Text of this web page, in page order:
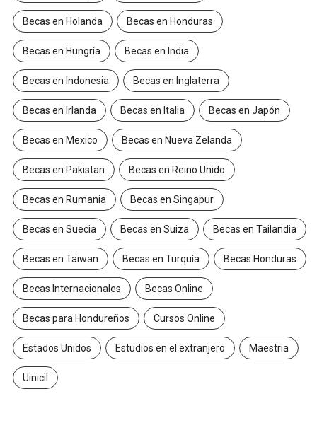
Becas en Holanda Becas en Honduras
Becas en Hungría Becas en India
Becas en Indonesia Becas en Inglaterra
Becas en Irlanda Becas en Italia Becas en Japón
Becas en Mexico Becas en Nueva Zelanda
Becas en Pakistan Becas en Reino Unido
Becas en Rumania Becas en Singapur
Becas en Suecia Becas en Suiza Becas en Tailandia
Becas en Taiwan Becas en Turquía Becas Honduras
Becas Internacionales Becas Online
Becas para Hondureños Cursos Online
Estados Unidos Estudios en el extranjero Maestria
Uinicil